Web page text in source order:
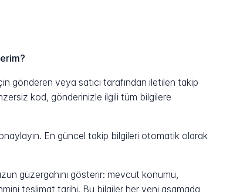
gönderen veya satıcı tarafından iletilen takip
kod, gönderinizle ilgili tüm bilgilere
En güncel takip bilgileri otomatik olarak
güzergahını gösterir: mevcut konumu,
teslimat tarihi. Bu bilgiler her yeni aşamada